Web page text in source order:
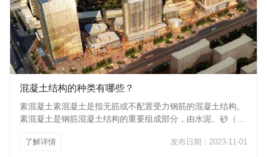
混凝土结构的种类有哪些？
素混凝土素混凝土是指无筋或不配置受力钢筋的混凝土结构。
素混凝土是钢筋混凝土结构的重要组成部分，由水泥、砂（细
例混合后加一定比例的水拌制而成。普通混凝土干表观密度为
了解详情 发布日期：2023-11-01